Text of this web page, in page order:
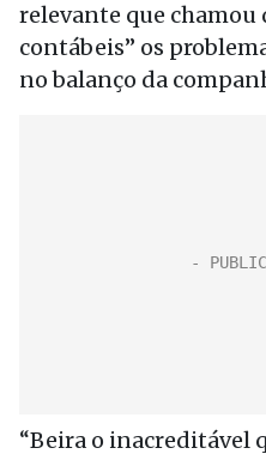
relevante que chamou
contábeis” os
no balanço da
“Beira o inacreditável